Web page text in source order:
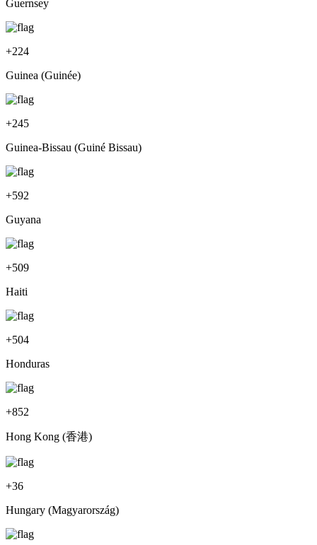
Guernsey
+224
Guinea (Guinée)
+245
Guinea-Bissau (Guiné Bissau)
+592
Guyana
+509
Haiti
+504
Honduras
+852
Hong Kong (香港)
+36
Hungary (Magyarország)